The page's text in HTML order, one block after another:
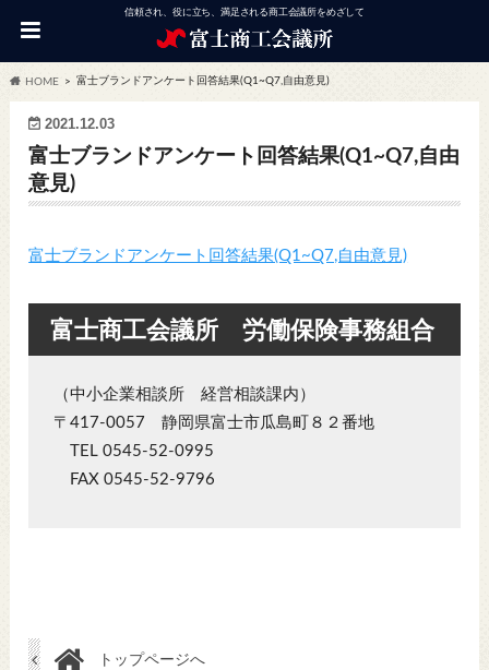
信頼され、役に立ち、満足される商工会議所をめざして
HOME 富士ブランドアンケート回答結果(Q1~Q7,自由意見)
2021.12.03
富士ブランドアンケート回答結果(Q1~Q7,自由
意見)
富士ブランドアンケート回答結果(Q1~Q7,自由意見)
富士商工会議所 労働保険事務組合
（中小企業相談所 経営相談課内）
〒417-0057 静岡県富士市瓜島町８２番地
TEL 0545-52-0995
FAX 0545-52-9796
トップページへ